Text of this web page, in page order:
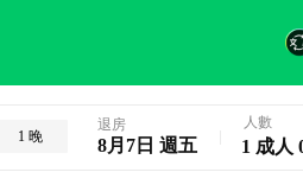
1 晚
退房
8月7日 週五
人數
1 成人